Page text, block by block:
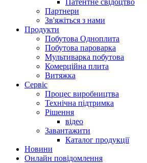
Патентне свідоцтво
Партнери
Зв'яжіться з нами
Продукти
Побутова Одноплита
Побутова пароварка
Мультиварка побутова
Комерційна плита
Витяжка
Сервіс
Процес виробництва
Технічна підтримка
Рішення
відео
Завантажити
Каталог продукції
Новини
Онлайн повідомлення